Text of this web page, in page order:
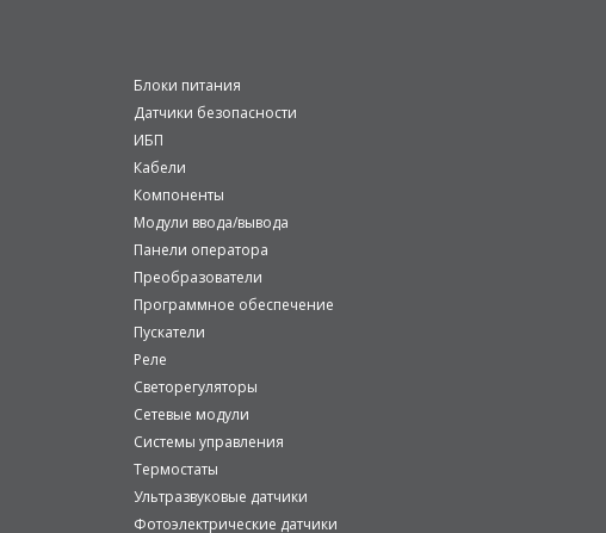
Блоки питания
Датчики безопасности
ИБП
Кабели
Компоненты
Модули ввода/вывода
Панели оператора
Преобразователи
Программное обеспечение
Пускатели
Реле
Светорегуляторы
Сетевые модули
Системы управления
Термостаты
Ультразвуковые датчики
Фотоэлектрические датчики